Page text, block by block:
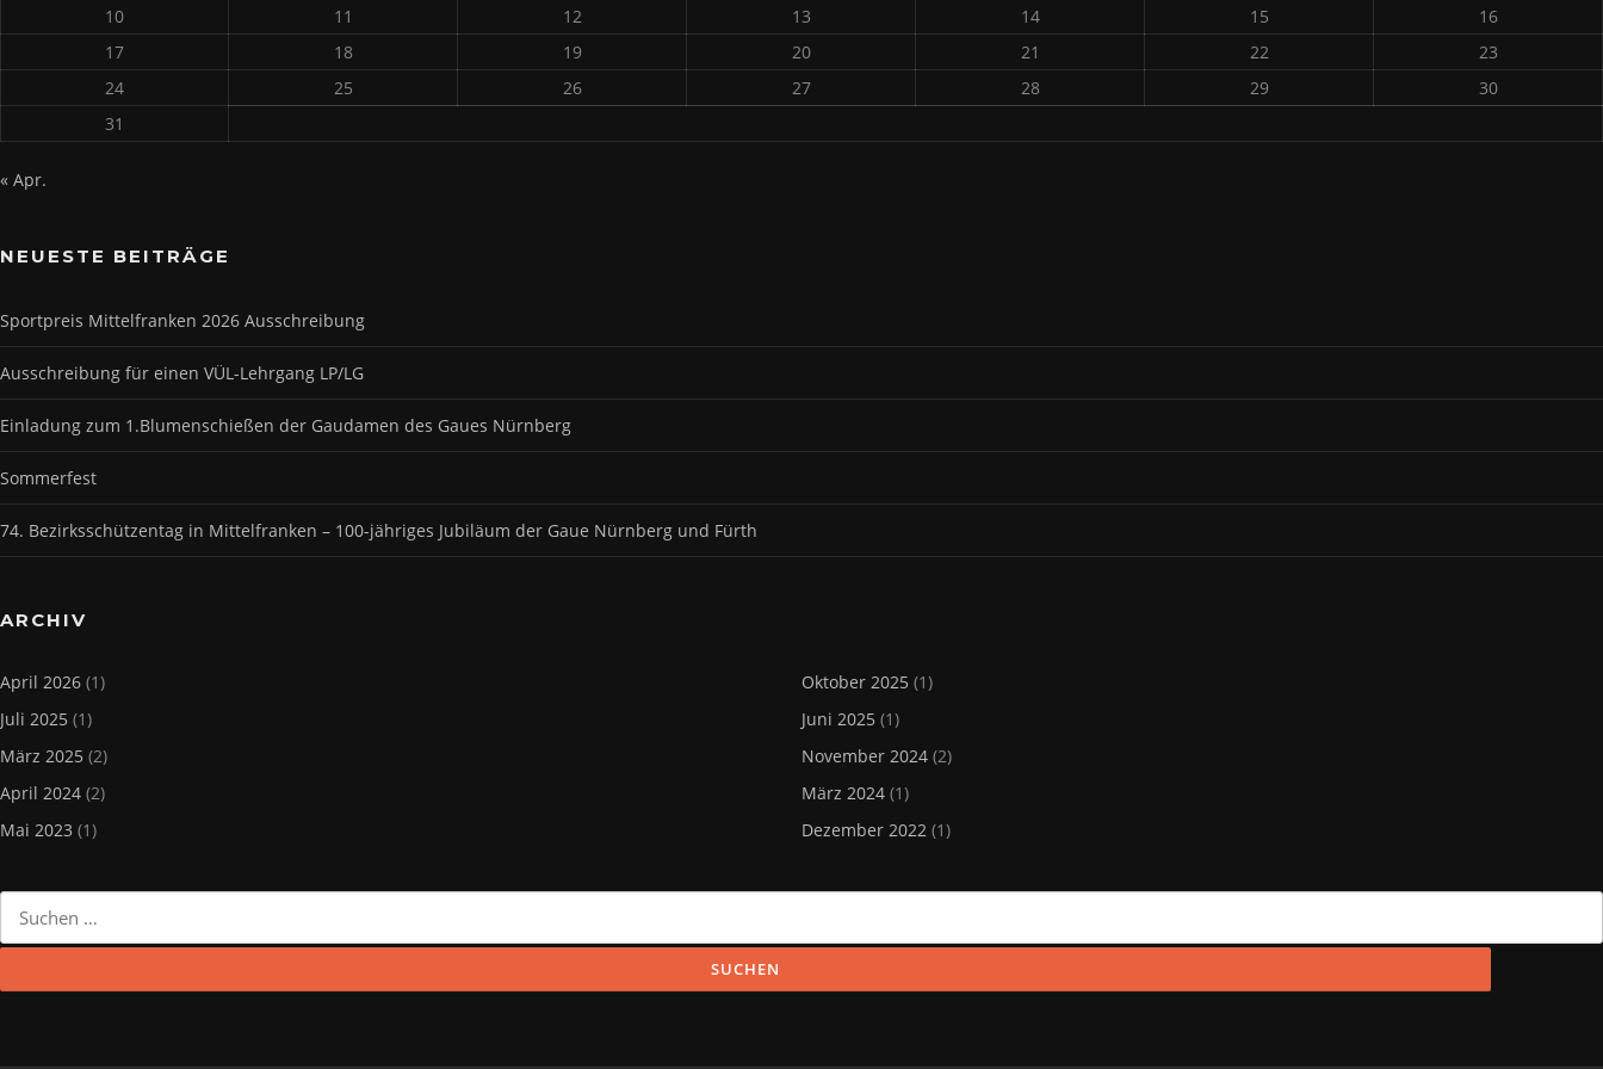
10
11 12 13 14 15
16
17
18 19 20 21 22
23
24
25 26 27 28 29
30
31
« Apr.
NEUESTE BEITRÄGE
Sportpreis Mittelfranken 2026 Ausschreibung
Ausschreibung für einen VÜL-Lehrgang LP/LG
Einladung zum 1.Blumenschießen der Gaudamen des Gaues Nürnberg
Sommerfest
74. Bezirksschützentag in Mittelfranken – 100-jähriges Jubiläum der Gaue Nürnberg und Fürth
ARCHIV
April 2026 (1) Oktober 2025 (1)
Juli 2025 (1) Juni 2025 (1)
März 2025 (2) November 2024 (2)
April 2024 (2) März 2024 (1)
Mai 2023 (1) Dezember 2022 (1)
nach: